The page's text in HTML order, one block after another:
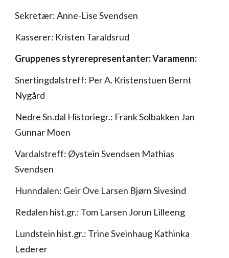
Sekretær: Anne-Lise Svendsen
Kasserer: Kristen Taraldsrud
Gruppenes styrerepresentanter: Varamenn:
Snertingdalstreff: Per A. Kristenstuen Bernt
Nygård
Nedre Sn.dal Historiegr.: Frank Solbakken Jan
Gunnar Moen
Vardalstreff: Øystein Svendsen Mathias
Svendsen
Hunndalen: Geir Ove Larsen Bjørn Sivesind
Redalen hist.gr.: Tom Larsen Jorun Lilleeng
Lundstein hist.gr.: Trine Sveinhaug Kathinka
Lederer